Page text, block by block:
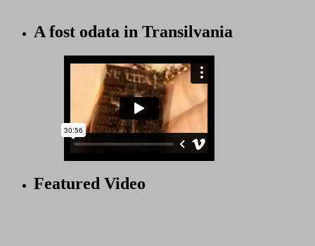
A fost odata in Transilvania
Featured Video